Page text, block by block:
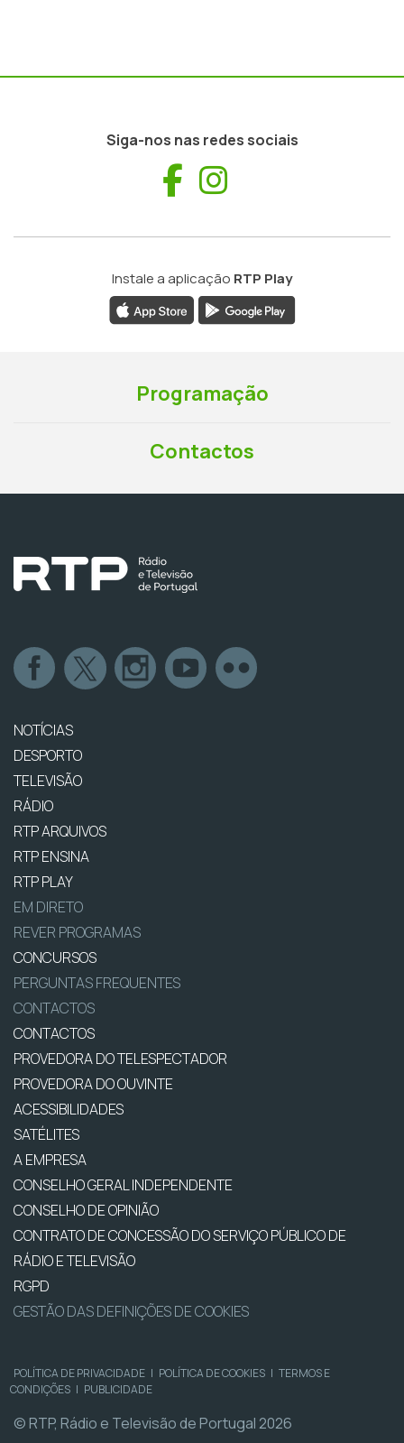
Siga-nos nas redes sociais
Facebook
Instale a aplicação RTP Play
Programação
Contactos
NOTÍCIAS
DESPORTO
TELEVISÃO
RÁDIO
RTP ARQUIVOS
RTP ENSINA
RTP PLAY
EM DIRETO
REVER PROGRAMAS
CONCURSOS
PERGUNTAS FREQUENTES
CONTACTOS
CONTACTOS
PROVEDORA DO TELESPECTADOR
PROVEDORA DO OUVINTE
ACESSIBILIDADES
SATÉLITES
A EMPRESA
CONSELHO GERAL INDEPENDENTE
CONSELHO DE OPINIÃO
CONTRATO DE CONCESSÃO DO SERVIÇO PÚBLICO DE
RÁDIO E TELEVISÃO
RGPD
GESTÃO DAS DEFINIÇÕES DE COOKIES
POLÍTICA DE PRIVACIDADE | POLÍTICA DE COOKIES | TERMOS E
CONDIÇÕES | PUBLICIDADE
© RTP, Rádio e Televisão de Portugal 2026